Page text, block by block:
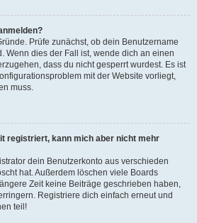
Prüfe zunächst, ob dein Benutzername
Wenn dies der Fall ist, wende dich an einen
dass du nicht gesperrt wurdest. Es ist
mit der Website vorliegt,
muss.
registriert, kann mich aber nicht mehr
dein Benutzerkonto aus verschieden
hat. Außerdem löschen viele Boards
Zeit keine Beiträge geschrieben haben,
Registriere dich einfach erneut und
teil!